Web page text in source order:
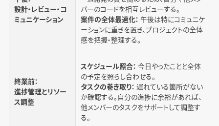
設計・レビュー・コ
ミュニケーション
バーのコードを相互レビューする。
案件の全体最適化： 午後は特にコミュニケ
ーションに重きを置き、プロジェクトの全体
感を把握・整理する。
終業前：
進捗管理とリソー
ス調整
スケジュール照合： 今日やったことと全体
の予定を照らし合わせる。
タスクの巻き取り： 遅れている箇所がない
か確認する。自分の進捗に余裕があれば、
他メンバーのタスクをサポートして調整す
る。